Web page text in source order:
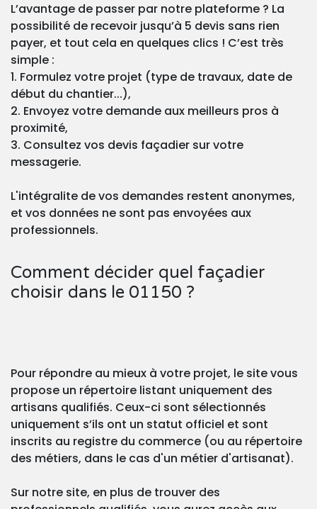
L’avantage de passer par notre plateforme ? La
possibilité de recevoir jusqu’à 5 devis sans rien
payer, et tout cela en quelques clics ! C’est très
simple :
1. Formulez votre projet (type de travaux, date de
début du chantier...),
2. Envoyez votre demande aux meilleurs pros à
proximité,
3. Consultez vos devis façadier sur votre
messagerie.
L'intégralite de vos demandes restent anonymes,
et vos données ne sont pas envoyées aux
professionnels.
Comment décider quel façadier
choisir dans le 01150 ?
Pour répondre au mieux à votre projet, le site vous
propose un répertoire listant uniquement des
artisans qualifiés. Ceux-ci sont sélectionnés
uniquement s’ils ont un statut officiel et sont
inscrits au registre du commerce (ou au répertoire
des métiers, dans le cas d'un métier d'artisanat).
Sur notre site, en plus de trouver des